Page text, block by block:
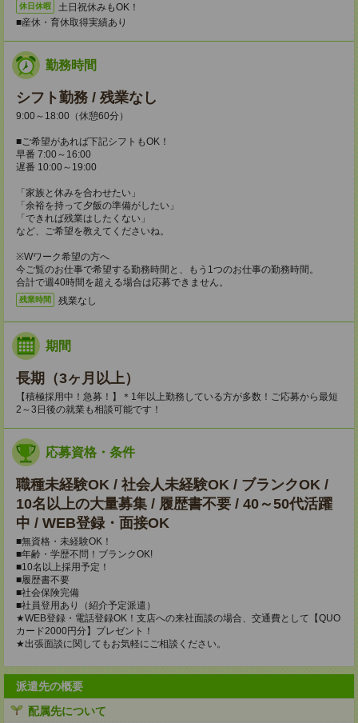
休日休暇
土日祝休みもOK！
■産休・育休取得実績あり
勤務時間
シフト勤務 / 残業なし
9:00～18:00（休憩60分）
■ご希望があれば下記シフトもOK！
早番 7:00～16:00
遅番 10:00～19:00
「家族と休みを合わせたい」
「余裕を持って夕飯の準備がしたい」
「できれば残業はしたくない」
など、ご希望を教えてくださいね。
※Wワーク希望の方へ
今ご覧のお仕事で希望する勤務時間と、もう1つのお仕事の勤務時間。
合計で週40時間を超える場合は応募できません。
残業時間 残業なし
期間
長期（3ヶ月以上）
【積極採用中！急募！】＊1年以上勤務している方が多数！ご応募から最短
2～3日後の就業も相談可能です！
応募資格・条件
職種未経験OK / 社会人未経験OK / ブランクOK /
10名以上の大量募集 / 履歴書不要 / 40～50代活躍
中 / WEB登録・面接OK
■無資格・未経験OK！
■年齢・学歴不問！ブランクOK!
■10名以上採用予定！
■履歴書不要
■社会保険完備
■社員登用あり（紹介予定派遣）
★WEB登録・電話登録OK！支店への来社面談の場合、交通費として【QUO
カード2000円分】プレゼント！
★出張面談に関してもお気軽にご相談ください。
派遣先の概要
配属先について